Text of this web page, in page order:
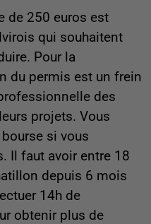
de 250 euros est
qui souhaitent
Pour la
du permis est un frein
des
projets. Vous
si vous
Il faut avoir entre 18
depuis 6 mois
14h de
obtenir plus de